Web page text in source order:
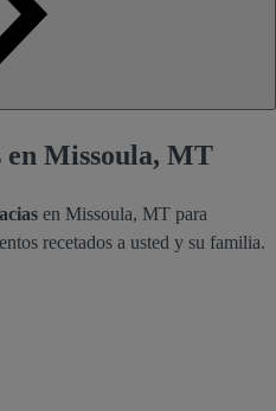
en Missoula, MT
en Missoula, MT para
recetados a usted y su familia.